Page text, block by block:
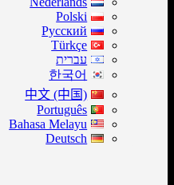
Polski
Русский
Türkçe
עברית
한국어
中文 (中国)
Português
Bahasa Melayu
Deutsch